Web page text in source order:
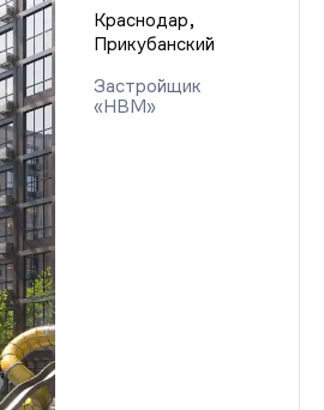
Краснодар,
Прикубанский
Застройщик
«НВМ»